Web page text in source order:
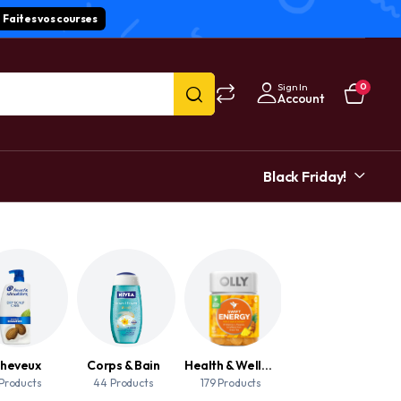
Faites vos courses
Sign In
Account
0
Black Friday!
Corps & Bain
44 Products
Health & Wellness
179 Products